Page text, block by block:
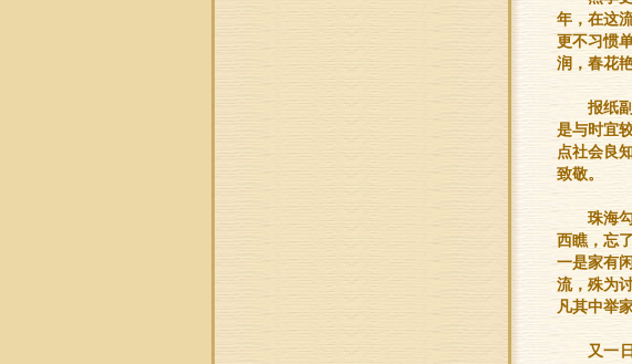
年，在这
更不习惯
润，春花
报纸
是与时宜
点社会良
致敬。
珠海
西瞧，忘
一是家有
流，殊为
凡其中举
又一